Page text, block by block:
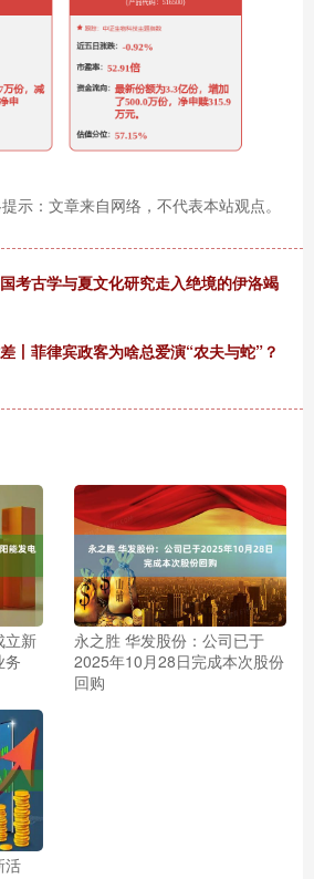
示：文章来自网络，不代表本站观点。
考古学与夏文化研究走入绝境的伊洛竭
丨菲律宾政客为啥总爱演“农夫与蛇”？
立新
务
永之胜 华发股份：公司已于
2025年10月28日完成本次股份
回购
活